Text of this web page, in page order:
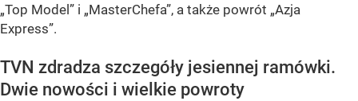
„Top Model” i „MasterChefa”, a także powrót „Azja
Express”.
TVN zdradza szczegóły jesiennej ramówki.
Dwie nowości i wielkie powroty